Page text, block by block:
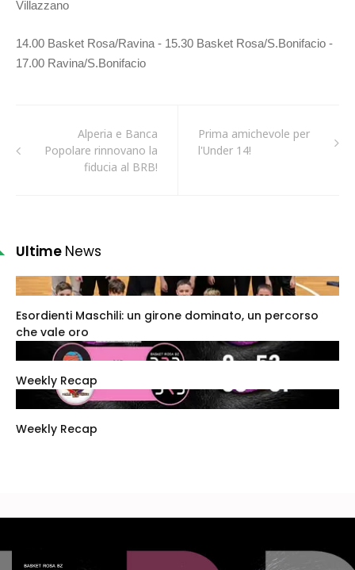
Villazzano
14.00 Basket Rosa/Ravina - 15.30 Basket Rosa/S.Bonifacio -
17.00 Ravina/S.Bonifacio
Alperia e Banca
Popolare rinnovano la
fiducia al BRB!
Prima amichevole per
l'Under 14!
Ultime News
Esordienti Maschili: un girone dominato, un percorso
che vale oro
Weekly Recap
Weekly Recap